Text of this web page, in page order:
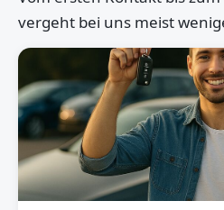
vergeht bei uns meist